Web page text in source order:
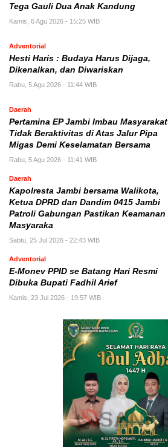
Tega Gauli Dua Anak Kandung
Kamis, 6 Agu 2026 - 15:25 WIB
Adventorial
Hesti Haris : Budaya Harus Dijaga,
Dikenalkan, dan Diwariskan
Rabu, 5 Agu 2026 - 11:44 WIB
Daerah
Pertamina EP Jambi Imbau Masyarakat
Tidak Beraktivitas di Atas Jalur Pipa
Migas Demi Keselamatan Bersama
Rabu, 5 Agu 2026 - 11:41 WIB
Daerah
Kapolresta Jambi bersama Walikota,
Ketua DPRD dan Dandim 0415 Jambi
Patroli Gabungan Pastikan Keamanan
Masyaraka
Sabtu, 25 Jul 2026 - 22:43 WIB
Adventorial
E-Monev PPID se Batang Hari Resmi
Dibuka Bupati Fadhil Arief
Kamis, 23 Jul 2026 - 19:57 WIB